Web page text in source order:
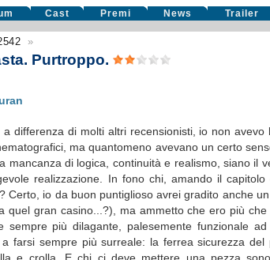
Cast Premi News Trailer
»
Purtroppo.
differenza di molti altri recensionisti, io non
ma quantomeno avevano un certo
di logica, continuità e realismo, siano il
realizzazione. In fono chi, amando il
io da buon puntiglioso avrei gradito anche
gran casino...?), ma ammetto che ero più
più dilagante, palesemente funzionale
farsi sempre più surreale: la ferrea sicurezza